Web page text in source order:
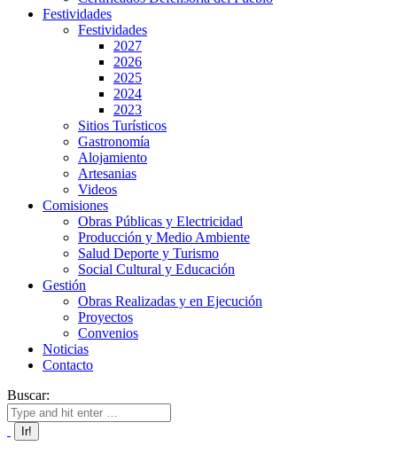
Festividades
Festividades
2027
2026
2025
2024
2023
Sitios Turísticos
Gastronomía
Alojamiento
Artesanias
Videos
Comisiones
Obras Públicas y Electricidad
Producción y Medio Ambiente
Salud Deporte y Turismo
Social Cultural y Educación
Gestión
Obras Realizadas y en Ejecución
Proyectos
Convenios
Noticias
Contacto
Buscar: